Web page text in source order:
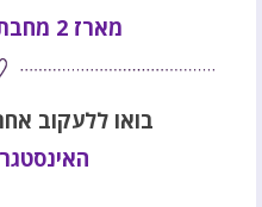
מארז 2 מחבתות – 4 שקעים
בואו ללעקוב